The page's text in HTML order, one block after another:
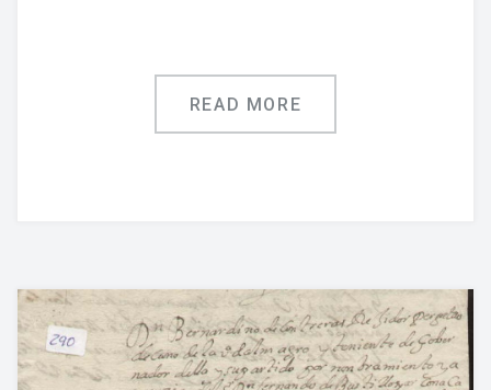
READ MORE